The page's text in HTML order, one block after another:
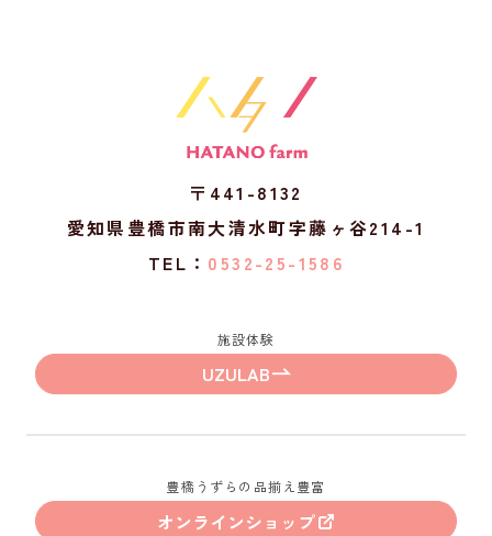
〒441-8132
愛知県豊橋市南大清水町字藤ヶ谷214-1
TEL： 0532-25-1586
施設体験
UZULAB
豊橋うずらの品揃え豊富
オンラインショップ